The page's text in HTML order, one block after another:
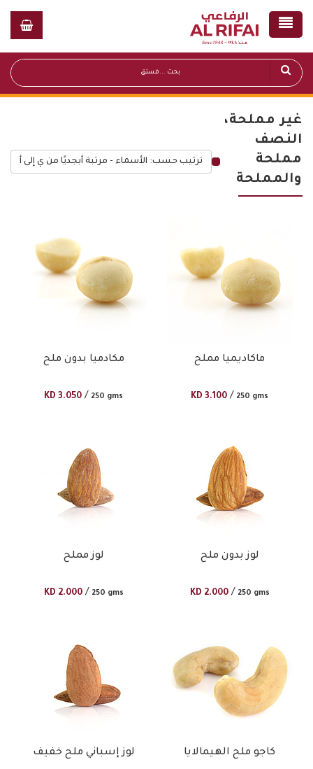
غير مملحة،
النصف
مملحة
والمملحة
قائمة أسعار عامة
ترتيب حسب: الأسماء - مرتبة أبجديًا من ي إلى أ
مكادميا بدون ملح
KD 3.050 / 250 gms
ماكاديميا مملح
KD 3.100 / 250 gms
لوز مملح
KD 2.000 / 250 gms
لوز بدون ملح
KD 2.000 / 250 gms
لوز إسباني ملح خفيف كاجو ملح الهيمالايا